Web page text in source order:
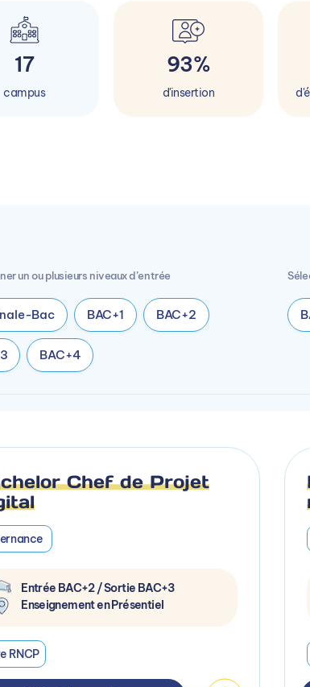
17
campus
93%
d'insertion
un ou plusieurs niveaux d’entrée
Bac BAC+1 BAC+2
BAC+4
Chef de Projet
Entrée BAC+2 / Sortie BAC+3
Enseignement en Présentiel
RNCP